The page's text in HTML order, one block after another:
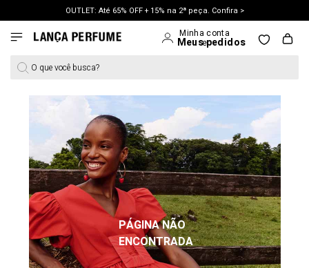
OUTLET: Até 65% OFF + 15% na 2ª peça. Confira >
LANÇAMENTO PRIMAVERA 27. Clique e aproveite.
O que você busca?
PÁGINA NÃO
ENCONTRADA